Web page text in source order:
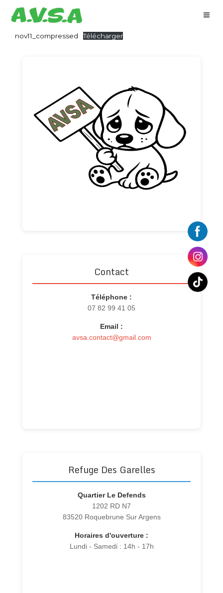
nov11_compressed Télécharger
Contact
Téléphone :
07 82 99 41 05
Email :
avsa.contact@gmail.com
Refuge Des Garelles
Quartier Le Defends
1202 RD N7
83520 Roquebrune Sur Argens
Horaires d'ouverture :
Lundi - Samedi : 14h - 17h